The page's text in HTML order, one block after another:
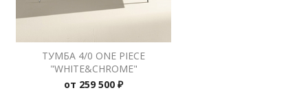
ТУМБА 4/0 ONE PIECE
"WHITE&CHROME"
от 259 500 ₽